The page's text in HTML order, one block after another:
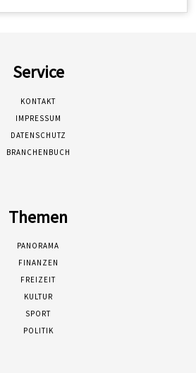
Service
KONTAKT
IMPRESSUM
DATENSCHUTZ
BRANCHENBUCH
Themen
PANORAMA
FINANZEN
FREIZEIT
KULTUR
SPORT
POLITIK